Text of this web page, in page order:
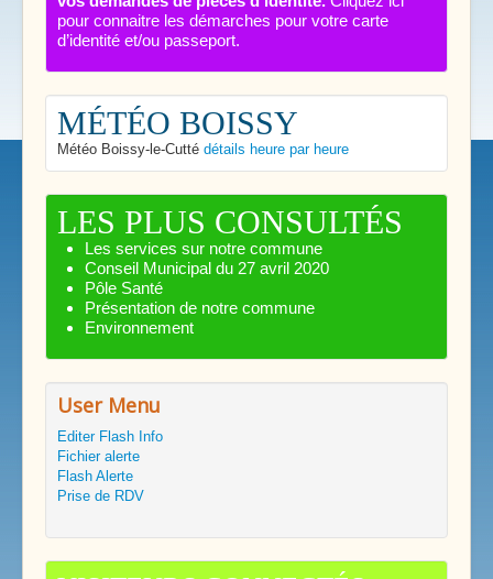
pour connaitre les démarches pour votre carte
d’identité et/ou passeport.
MÉTÉO BOISSY
Météo Boissy-le-Cutté détails heure par heure
LES PLUS CONSULTÉS
Les services sur notre commune
Conseil Municipal du 27 avril 2020
Pôle Santé
Présentation de notre commune
Environnement
User Menu
Editer Flash Info
Fichier alerte
Flash Alerte
Prise de RDV